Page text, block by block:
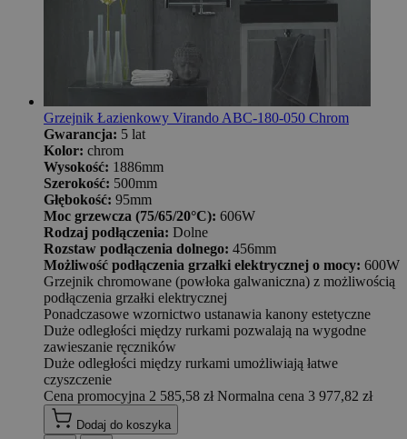
Grzejnik Łazienkowy Virando ABC-180-050 Chrom
Gwarancja: 5 lat
Kolor: chrom
Wysokość: 1886mm
Szerokość: 500mm
Głębokość: 95mm
Moc grzewcza (75/65/20°C): 606W
Rodzaj podłączenia: Dolne
Rozstaw podłączenia dolnego: 456mm
Możliwość podłączenia grzałki elektrycznej o mocy: 600W
Grzejnik chromowane (powłoka galwaniczna) z możliwością
podłączenia grzałki elektrycznej
Ponadczasowe wzornictwo ustanawia kanony estetyczne
Duże odległości między rurkami pozwalają na wygodne
zawieszanie ręczników
Duże odległości między rurkami umożliwiają łatwe
czyszczenie
Cena promocyjna 2 585,58 zł Normalna cena 3 977,82 zł
Dodaj do koszyka